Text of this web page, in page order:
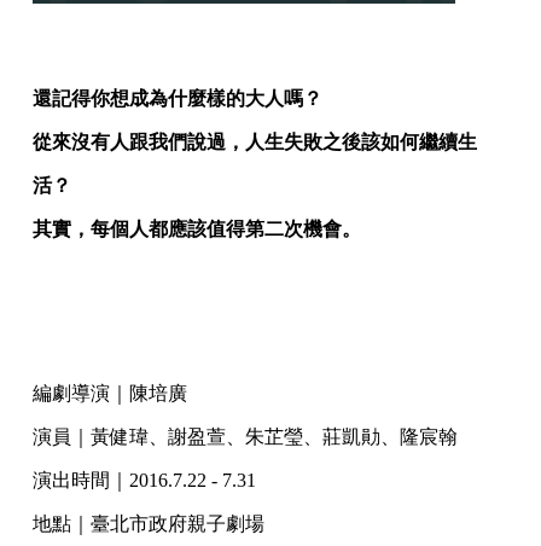
還記得你想成為什麼樣的大人嗎？
從來沒有人跟我們說過，人生失敗之後該如何繼續生
活？
其實，每個人都應該值得第二次機會。
編劇導演｜陳培廣
演員｜黃健瑋、謝盈萱、朱芷瑩、莊凱勛、隆宸翰
演出時間｜2016.7.22 - 7.31
地點｜臺北市政府親子劇場